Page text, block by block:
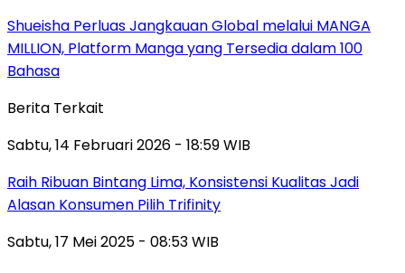
Shueisha Perluas Jangkauan Global melalui MANGA
MILLION, Platform Manga yang Tersedia dalam 100
Bahasa
Berita Terkait
Sabtu, 14 Februari 2026 - 18:59 WIB
Raih Ribuan Bintang Lima, Konsistensi Kualitas Jadi
Alasan Konsumen Pilih Trifinity
Sabtu, 17 Mei 2025 - 08:53 WIB